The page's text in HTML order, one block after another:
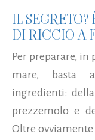
IL
DI RICCIO A
Per preparare, in
mare, basta
ingredienti:
prezzemolo e
Oltre ovviamente